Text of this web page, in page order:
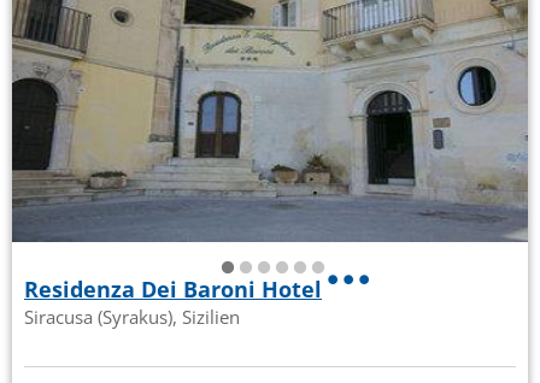
Residenza Dei Baroni Hotel
Siracusa (Syrakus), Sizilien